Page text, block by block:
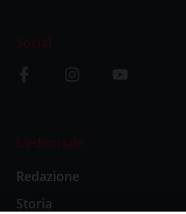
Social
L’editoriale
Redazione
Storia